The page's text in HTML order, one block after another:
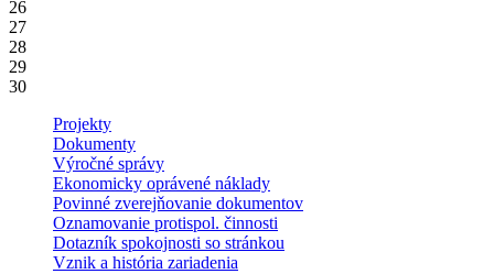
26
27
28
29
30
Projekty
Dokumenty
Výročné správy
Ekonomicky oprávené náklady
Povinné zverejňovanie dokumentov
Oznamovanie protispol. činnosti
Dotazník spokojnosti so stránkou
Vznik a história zariadenia